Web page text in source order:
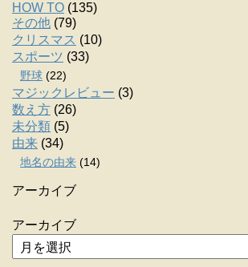
HOW TO (135)
その他 (79)
クリスマス (10)
スポーツ (33)
野球 (22)
マジックレビュー (3)
数え方 (26)
未分類 (5)
由来 (34)
地名の由来 (14)
アーカイブ
アーカイブ